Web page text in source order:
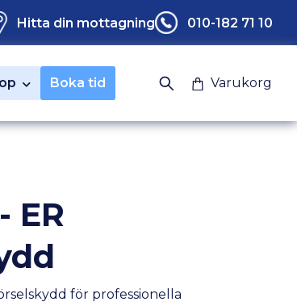
Hitta din mottagning 010-182 71 10
Boka tid Varukorg
ER
för professionella